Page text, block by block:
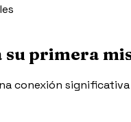
su primera
conexión